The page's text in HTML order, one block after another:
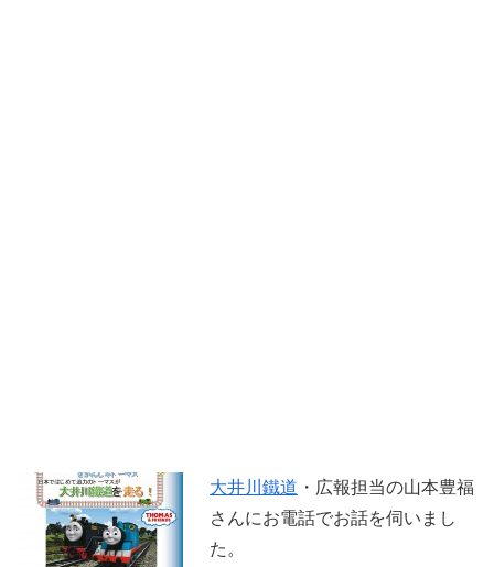
大井川鐵道 ・広報担当の山本豊福
さんにお電話でお話を伺いまし
た。